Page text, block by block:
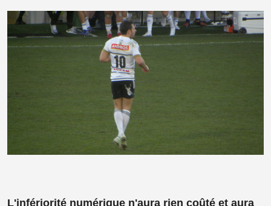
L'infériorité numérique n'aura rien coûté et aura